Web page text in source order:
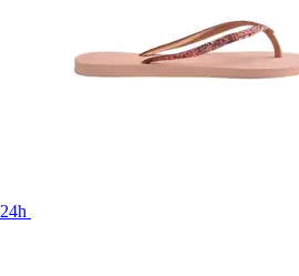
24h